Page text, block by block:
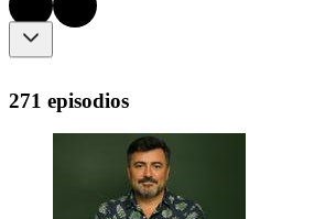
271 episodios